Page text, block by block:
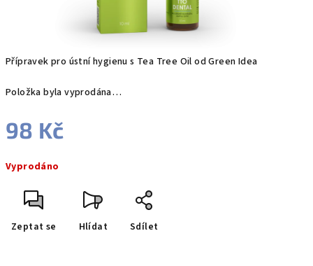
Přípravek pro ústní hygienu s Tea Tree Oil od Green Idea
Položka byla vyprodána…
98 Kč
cena:
Vyprodáno
Zeptat se Hlídat Sdílet